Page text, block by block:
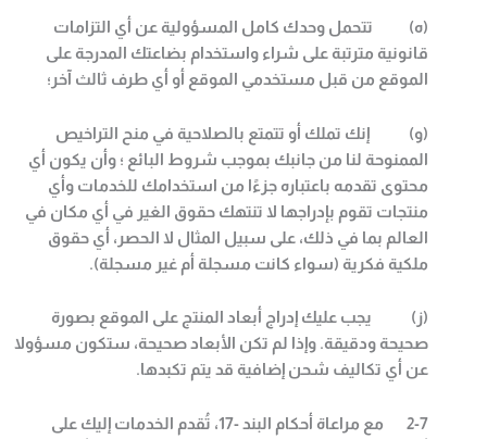
(ه) تتحمل وحدك كامل المسؤولية عن أي التزامات
قانونية مترتبة على شراء واستخدام بضاعتك المدرجة على
الموقع من قبل مستخدمي الموقع أو أي طرف ثالث آخر؛
(و) إنك تملك أو تتمتع بالصلاحية في منح التراخيص
الممنوحة لنا من جانبك بموجب شروط البائع ؛ وأن يكون أي
محتوى تقدمه باعتباره جزءًا من استخدامك للخدمات وأي
منتجات تقوم بإدراجها لا تنتهك حقوق الغير في أي مكان في
العالم بما في ذلك، على سبيل المثال لا الحصر، أي حقوق
ملكية فكرية (سواء كانت مسجلة أم غير مسجلة).
(ز) يجب عليك إدراج أبعاد المنتج على الموقع بصورة
صحيحة ودقيقة. وإذا لم تكن الأبعاد صحيحة، ستكون مسؤولا
عن أي تكاليف شحن إضافية قد يتم تكبدها .
2-7 مع مراعاة أحكام البند-17
، تُقدم الخدمات إليك على